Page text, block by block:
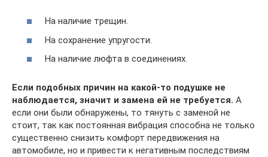
На наличие трещин.
На сохранение упругости.
На наличие люфта в соединениях.
Если подобных причин на какой-то подушке не
наблюдается, значит и замена ей не требуется. А
если они были обнаружены, то тянуть с заменой не
стоит, так как постоянная вибрация способна не только
существенно снизить комфорт передвижения на
автомобиле, но и привести к негативным последствиям